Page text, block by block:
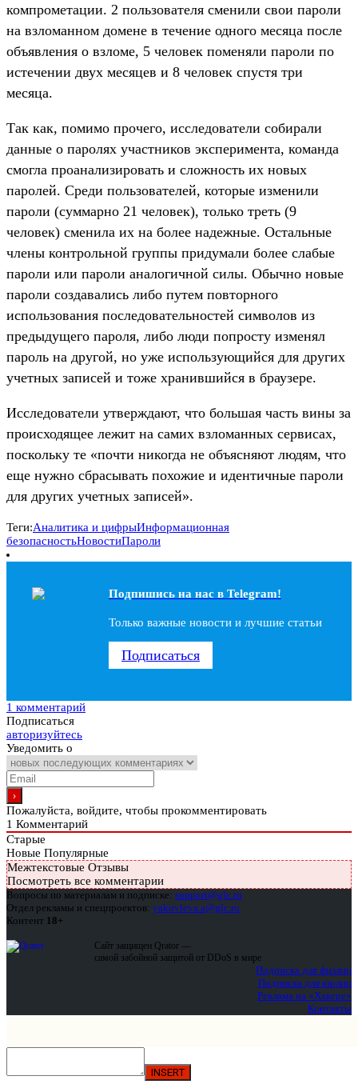
компрометации. 2 пользователя сменили свои пароли
на взломанном домене в течение одного месяца после
объявления о взломе, 5 человек поменяли пароли по
истечении двух месяцев и 8 человек спустя три
месяца.
Так как, помимо прочего, исследователи собирали
данные о паролях участников эксперимента, команда
смогла проанализировать и сложность их новых
паролей. Среди пользователей, которые изменили
пароли (суммарно 21 человек), только треть (9
человек) сменила их на более надежные. Остальные
члены контрольной группы придумали более слабые
пароли или пароли аналогичной силы. Обычно новые
пароли создавались либо путем повторного
использования последовательностей символов из
предыдущего пароля, либо люди попросту изменял
пароль на другой, но уже использующийся для других
учетных записей и тоже хранившийся в браузере.
Исследователи утверждают, что большая часть вины за
происходящее лежит на самих взломанных сервисах,
поскольку те «почти никогда не объясняют людям, что
еще нужно сбрасывать похожие и идентичные пароли
для других учетных записей».
Теги:Аналитика и цифрыИнформационная
безопасностьНовостиПароли
Подпишись на наc в Telegram!
Только важные новости и лучшие статьи
Подписаться
1 комментарий
Подписаться
авторизуйтесь
Уведомить о
Пожалуйста, войдите, чтобы прокомментировать
1 Комментарий
Старые
Новые Популярные
Межтекстовые Отзывы
Посмотреть все комментарии
Вопросы по материалам и подписке: support@glc.ru
Отдел рекламы и спецпроектов: yakovleva.a@glc.ru
Контент 18+
Сайт защищен Qrator —
самой забойной защитой от DDoS в мире
Подписка для физлиц
Подписка для юрлиц
Реклама на «Хакере»
Контакты
INSERT